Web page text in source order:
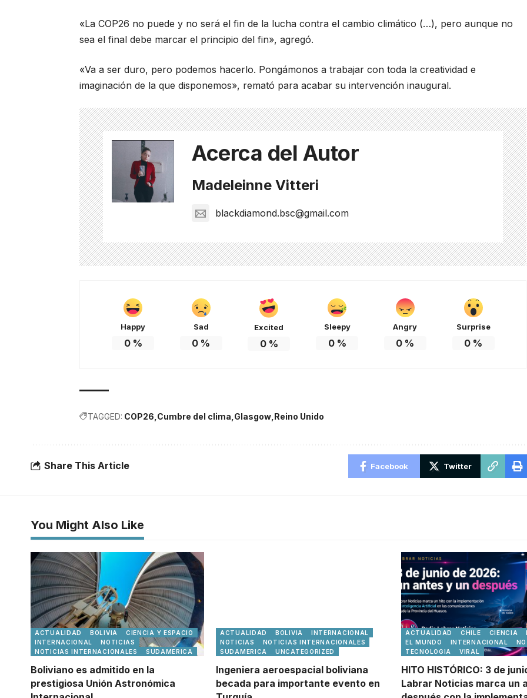
«La COP26 no puede y no será el fin de la lucha contra el cambio climático (…), pero aunque no
sea el final debe marcar el principio del fin», agregó.
«Va a ser duro, pero podemos hacerlo. Pongámonos a trabajar con toda la creatividad e
imaginación de la que disponemos», remató para acabar su intervención inaugural.
Acerca del Autor
Madeleinne Vitteri
blackdiamond.bsc@gmail.com
Happy
0%
Sad
0 %
Excited
0%
Sleepy
0%
Angry
0 %
Surprise
0 %
TAGGED: COP26 Cumbre del clima Glasgow Reino Unido
Share This Article Facebook Twitter
You Might Also Like
ACTUALIDAD BOLIVIA
CIENCIA Y ESPACIO
INTERNACIONAL
NOTICIAS
NOTICIAS INTERNACIONALES
SUDAMERICA
Boliviano es admitido en la
prestigiosa Unión Astronómica
ACTUALIDAD BOLIVIA
INTERNACIONAL
NOTICIAS
NOTICIAS INTERNACIONALES
SUDAMERICA
UNCATEGORIZED
Ingeniera aeroespacial boliviana
becada para importante evento en
ACTUALIDAD CHILE CIENCIA
EL MUNDO
INTERNACIONAL
TECNOLOGIA
VIRAL
HITO HISTÓRICO: 3 de
Labrar Noticias marca un